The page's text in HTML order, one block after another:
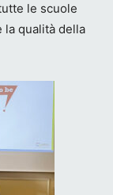
le scuole
la qualità della